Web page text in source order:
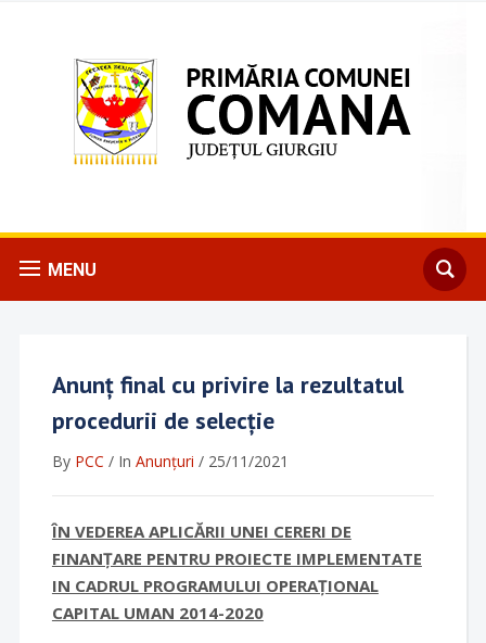
MENU
Anunț final cu privire la rezultatul
procedurii de selecție
By PCC / In Anunțuri / 25/11/2021
ÎN VEDEREA APLICĂRII UNEI CERERI DE
FINANȚARE PENTRU PROIECTE IMPLEMENTATE
IN CADRUL PROGRAMULUI OPERAȚIONAL
CAPITAL UMAN 2014-2020